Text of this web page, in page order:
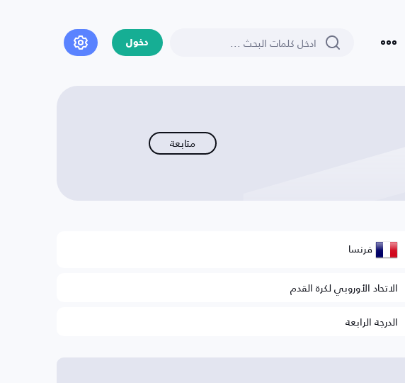
دخول
متابعة
فرنسا
الاتحاد الأوروبي لكرة القدم
الدرجة الرابعة